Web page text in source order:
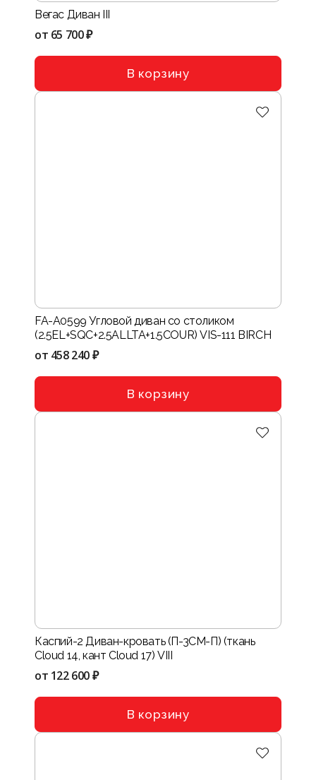
Вегас Диван III
от 65 700 ₽
В корзину
FA-A0599 Угловой диван со столиком
(2.5EL+SQC+2.5ALLTA+1.5COUR) VIS-111 BIRCH
от 458 240 ₽
В корзину
Каспий-2 Диван-кровать (П-3СМ-П) (ткань
Cloud 14, кант Cloud 17) VIII
от 122 600 ₽
В корзину